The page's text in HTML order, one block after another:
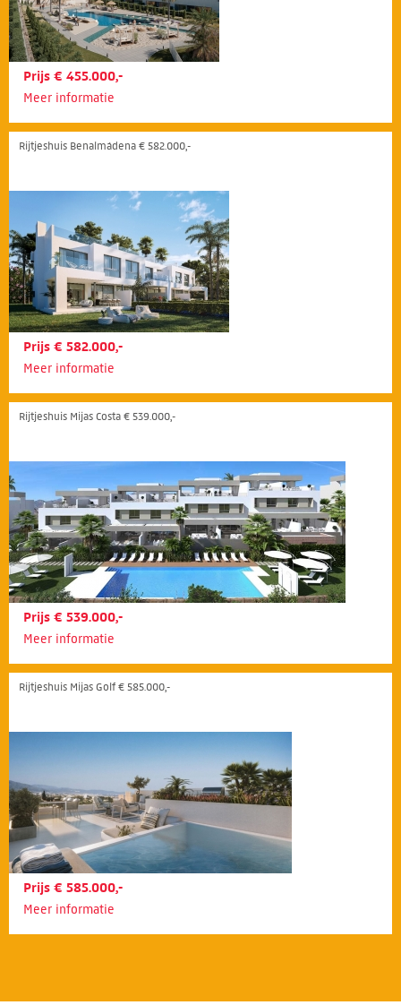
Prijs € 455.000,-
Meer informatie
Rijtjeshuis Benalmádena € 582.000,-
Prijs € 582.000,-
Meer informatie
Rijtjeshuis Mijas Costa € 539.000,-
Prijs € 539.000,-
Meer informatie
Rijtjeshuis Mijas Golf € 585.000,-
Prijs € 585.000,-
Meer informatie